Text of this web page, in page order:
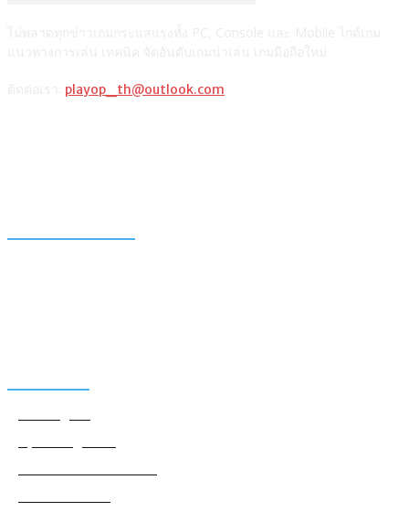
playop_th@outlook.com